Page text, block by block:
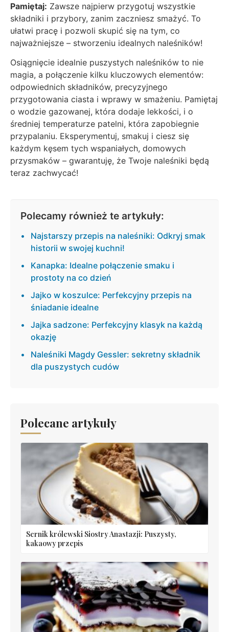
Pamiętaj: Zawsze najpierw przygotuj wszystkie
składniki i przybory, zanim zaczniesz smażyć. To
ułatwi pracę i pozwoli skupić się na tym, co
najważniejsze – stworzeniu idealnych naleśników!
Osiągnięcie idealnie puszystych naleśników to nie
magia, a połączenie kilku kluczowych elementów:
odpowiednich składników, precyzyjnego
przygotowania ciasta i wprawy w smażeniu. Pamiętaj
o wodzie gazowanej, która dodaje lekkości, i o
średniej temperaturze patelni, która zapobiegnie
przypalaniu. Eksperymentuj, smakuj i ciesz się
każdym kęsem tych wspaniałych, domowych
przysmaków – gwarantuję, że Twoje naleśniki będą
teraz zachwycać!
Polecamy również te artykuły:
Najstarszy przepis na naleśniki: Odkryj smak
historii w swojej kuchni!
Kanapka: Idealne połączenie smaku i
prostoty na co dzień
Jajko w koszulce: Perfekcyjny przepis na
śniadanie idealne
Jajka sadzone: Perfekcyjny klasyk na każdą
okazję
Naleśniki Magdy Gessler: sekretny składnik
dla puszystych cudów
Polecane artykuły
Sernik królewski Siostry Anastazji: Puszysty,
kakaowy przepis